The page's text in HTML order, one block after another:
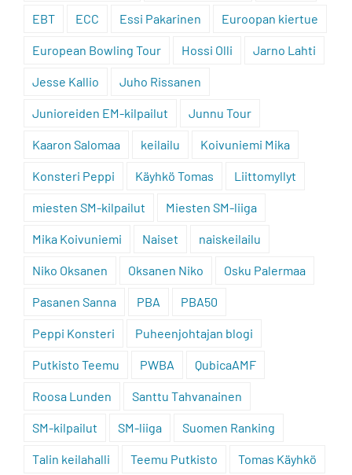
EBT ECC Essi Pakarinen Euroopan kiertue
European Bowling Tour Hossi Olli Jarno Lahti
Jesse Kallio Juho Rissanen
Junioreiden EM-kilpailut Junnu Tour
Kaaron Salomaa keilailu Koivuniemi Mika
Konsteri Peppi Käyhkö Tomas Liittomyllyt
miesten SM-kilpailut Miesten SM-liiga
Mika Koivuniemi Naiset naiskeilailu
Niko Oksanen Oksanen Niko Osku Palermaa
Pasanen Sanna PBA PBA50
Peppi Konsteri Puheenjohtajan blogi
Putkisto Teemu PWBA QubicaAMF
Roosa Lunden Santtu Tahvanainen
SM-kilpailut SM-liiga Suomen Ranking
Talin keilahalli Teemu Putkisto Tomas Käyhkö